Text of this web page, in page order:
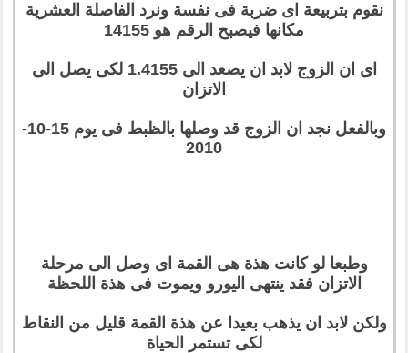
نقوم بتربيعة اى ضربة فى نفسة ونرد الفاصلة العشرية
مكانها فيصبح الرقم هو 14155
اى ان الزوج لابد ان يصعد الى 1.4155 لكى يصل الى
الاتزان
وبالفعل نجد ان الزوج قد وصلها بالظبط فى يوم 15-10-
2010
وطبعا لو كانت هذة هى القمة اى وصل الى مرحلة
الاتزان فقد ينتهى اليورو ويموت فى هذة اللحظة
ولكن لابد ان يذهب بعيدا عن هذة القمة قليل من النقاط
لكى تستمر الحياة